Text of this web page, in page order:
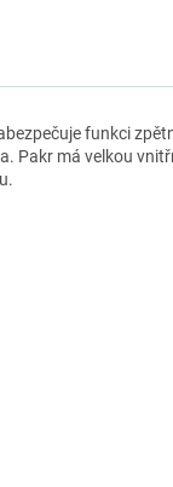
funkci
Pakr má velkou